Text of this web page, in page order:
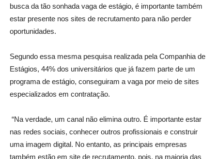
busca da tão sonhada vaga de estágio, é importante também
estar presente nos sites de recrutamento para não perder
oportunidades.
Segundo essa mesma pesquisa realizada pela Companhia de
Estágios, 44% dos universitários que já fazem parte de um
programa de estágio, conseguiram a vaga por meio de sites
especializados em contratação.
“Na verdade, um canal não elimina outro. É importante estar
nas redes sociais, conhecer outros profissionais e construir
uma imagem digital. No entanto, as principais empresas
também estão em site de recrutamento, pois, na maioria das